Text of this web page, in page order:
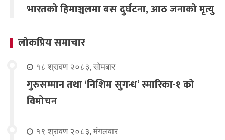
भारतको हिमाञ्चलमा बस दुर्घटना, आठ जनाको मृत्यु
लोकप्रिय समाचार
१८ श्रावण २०८३, सोमबार
गुरुसम्मान तथा ‘निशिम सुगन्ध’ स्मारिका-१ को
विमोचन
१९ श्रावण २०८३, मंगलवार